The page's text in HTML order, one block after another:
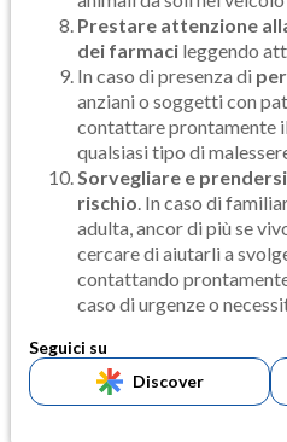
Prestare attenzione
dei farmaci leggendo
In caso di presenza di
anziani o soggetti con
contattare prontamente
qualsiasi tipo di
Sorvegliare e
rischio. In caso di
adulta, ancor di più se
cercare di aiutarli a
contattando
caso di urgenze o
Seguici su
Discover